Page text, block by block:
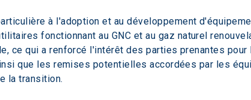
à l'adoption et au développement
fonctionnant au GNC et au gaz naturel
ce qui a renforcé l'intérêt des parties prenantes
que les remises potentielles accordées par les
la transition.